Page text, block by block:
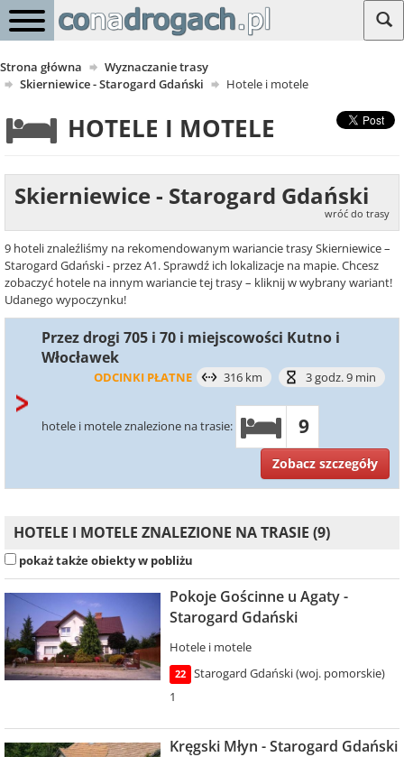
Strona główna
Wyznaczanie trasy
Skierniewice - Starogard Gdański
Hotele i motele
HOTELE I MOTELE
Skierniewice - Starogard Gdański
wróć do trasy
9 hoteli znaleźliśmy na rekomendowanym wariancie trasy Skierniewice –
Starogard Gdański - przez A1. Sprawdź ich lokalizacje na mapie. Chcesz
zobaczyć hotele na innym wariancie tej trasy – kliknij w wybrany wariant!
Udanego wypoczynku!
Przez drogi 705 i 70 i miejscowości Kutno i
Włocławek
ODCINKI PŁATNE 316 km 3 godz. 9 min
hotele i motele znalezione na trasie: 9
Zobacz szczegóły
HOTELE I MOTELE ZNALEZIONE NA TRASIE (9)
pokaż także obiekty w pobliżu
Pokoje Gościnne u Agaty -
Starogard Gdański
Hotele i motele
22
Starogard Gdański (woj. pomorskie)
1
Kręgski Młyn - Starogard Gdański